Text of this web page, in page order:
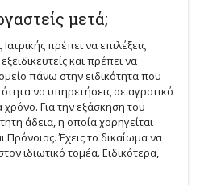
μετά;
πρέπει να επιλέξεις
και πρέπει να
πάνω στην ειδικότητα που
να υπηρετήσεις σε αγροτικό
χρόνο. Για την εξάσκηση του
άδεια, η οποία χορηγείται
Πρόνοιας. Έχεις το δικαίωμα να
ιδιωτικό τομέα. Ειδικότερα,